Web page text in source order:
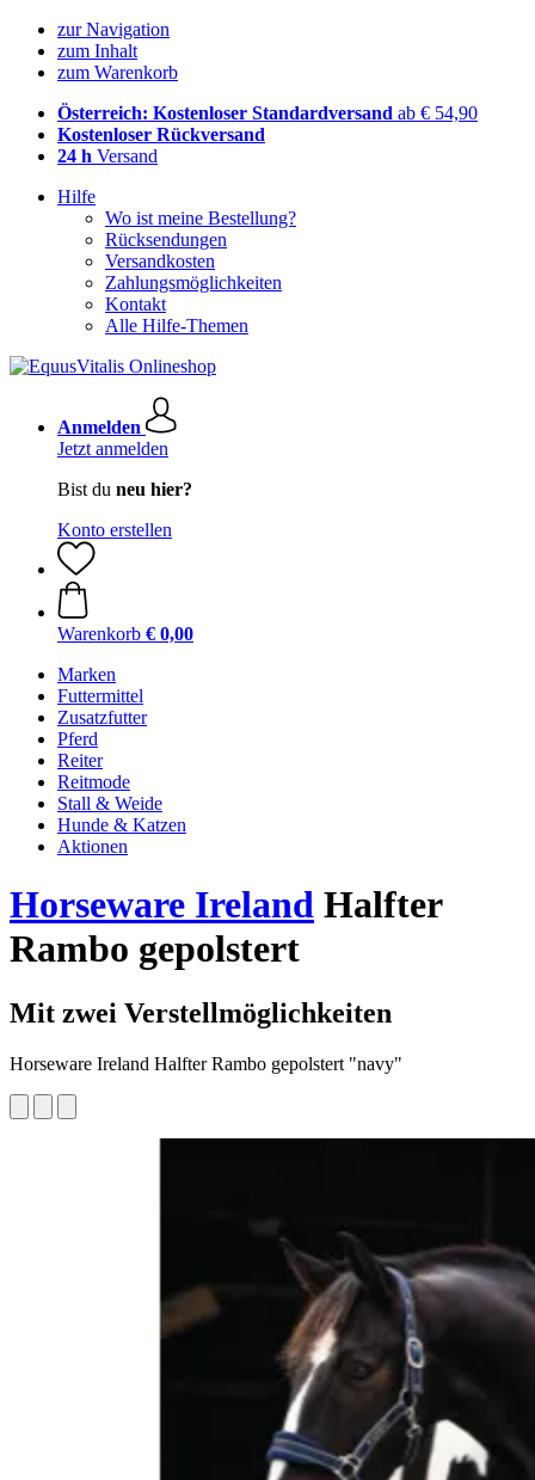
zur Navigation
zum Inhalt
zum Warenkorb
Österreich: Kostenloser Standardversand ab € 54,90
Kostenloser Rückversand
24 h Versand
Hilfe
Wo ist meine Bestellung?
Rücksendungen
Versandkosten
Zahlungsmöglichkeiten
Kontakt
Alle Hilfe-Themen
Anmelden
Jetzt anmelden
Bist du neu hier?
Konto erstellen
Warenkorb € 0,00
Marken
Futtermittel
Zusatzfutter
Pferd
Reiter
Reitmode
Stall & Weide
Hunde & Katzen
Aktionen
Horseware Ireland Halfter
Rambo gepolstert
Mit zwei Verstellmöglichkeiten
Horseware Ireland Halfter Rambo gepolstert "navy"